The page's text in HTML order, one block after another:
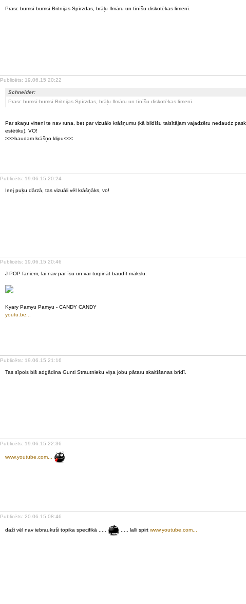
Prasc bumsī-bumsī Britnijas Spīrzdas, brāļu Ilmāru un tīnīšu diskotēkas līmenī.
Publicēts: 19.06.15 20:22
Schneider:
Prasc bumsī-bumsī Britnijas Spīrzdas, brāļu Ilmāru un tīnīšu diskotēkas līmenī.
Par skaņu virteni te nav runa, bet par vizuālo krāšņumu (kā bildīšu taisītājam vajadzētu nedaudz
estētiku), VO!
>>>baudam krāšņo klipu<<<
Publicēts: 19.06.15 20:24
Ieej puķu dārzā, tas vizuāli vēl krāšņāks, vo!
Publicēts: 19.06.15 20:46
J-POP faniem, lai nav par īsu un var turpināt baudīt mākslu.
Kyary Pamyu Pamyu - CANDY CANDY
youtu.be...
Publicēts: 19.06.15 21:16
Tas sīpols biš adgādina Gunti Strautnieku viņa jobu pātaru skaitīšanas brīdī.
Publicēts: 19.06.15 22:36
www.youtube.com...
Publicēts: 20.06.15 08:46
daži vēl nav iebraukuši topika specifikā ..... ..... lalli spirt www.youtube.com...